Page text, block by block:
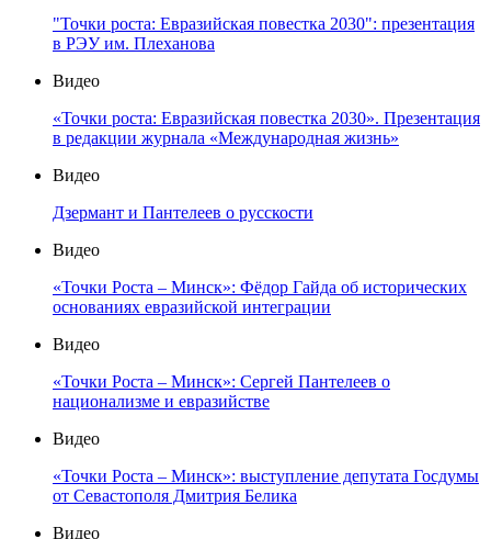
"Точки роста: Евразийская повестка 2030": презентация
в РЭУ им. Плеханова
Видео
«Точки роста: Евразийская повестка 2030». Презентация
в редакции журнала «Международная жизнь»
Видео
Дзермант и Пантелеев о русскости
Видео
«Точки Роста – Минск»: Фёдор Гайда об исторических
основаниях евразийской интеграции
Видео
«Точки Роста – Минск»: Сергей Пантелеев о
национализме и евразийстве
Видео
«Точки Роста – Минск»: выступление депутата Госдумы
от Севастополя Дмитрия Белика
Видео